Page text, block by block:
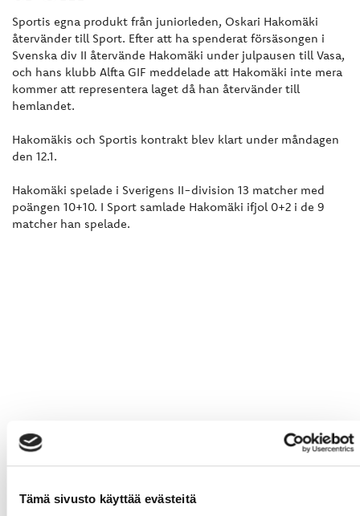
Tämä sivusto käyttää evästeitä
Sportis egna produkt från juniorleden, Oskari Hakomäki
återvänder till Sport. Efter att ha spenderat försäsongen i
Svenska div II återvände Hakomäki under julpausen till Vasa,
och hans klubb Alfta GIF meddelade att Hakomäki inte mera
kommer att representera laget då han återvänder till
hemlandet.
Hakomäkis och Sportis kontrakt blev klart under måndagen
den 12.1.
Hakomäki spelade i Sverigens II-division 13 matcher med
poängen 10+10. I Sport samlade Hakomäki ifjol 0+2 i de 9
matcher han spelade.